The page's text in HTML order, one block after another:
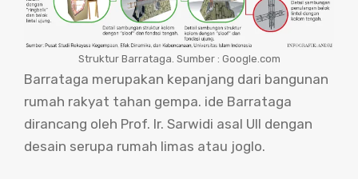
Struktur Barrataga. Sumber : Google.com
Barrataga merupakan kepanjang dari bangunan
rumah rakyat tahan gempa. ide Barrataga
dirancang oleh Prof. Ir. Sarwidi asal UII dengan
desain serupa rumah limas atau joglo.